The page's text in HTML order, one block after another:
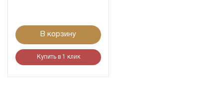
В корзину
Купить в 1 клик